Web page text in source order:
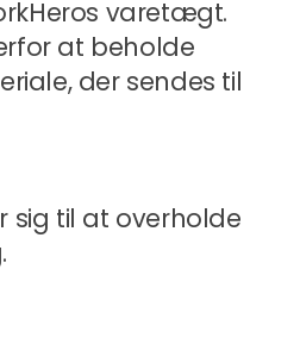
varetægt.
at beholde
der sendes til
sig til at overholde